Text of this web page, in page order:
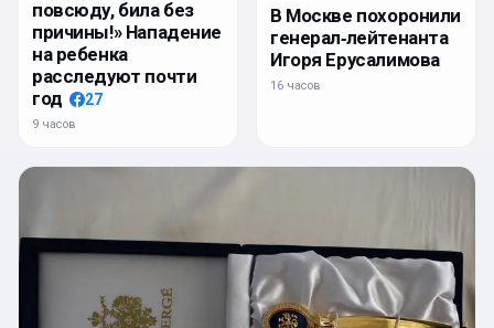
повсюду, била без
причины!» Нападение
на ребенка
расследуют почти
год
27
9 часов
В Москве похоронили
генерал‑лейтенанта
Игоря Ерусалимова
16 часов